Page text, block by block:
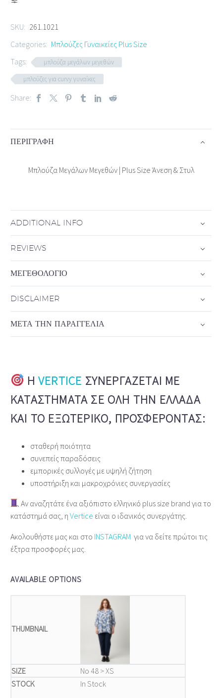
SKU: 261.1021
Categories: Μπλούζες Γυναικείες Plus Size
Tags:
μπλούζα μεγάλων μεγεθών
μπλούζες για curvy γυναίκες
Share:
ΠΕΡΙΓΡΑΦΉ
Μπλούζα Μεγάλων Μεγεθών | Plus Size Άνεση & Στυλ
ADDITIONAL INFO
REVIEWS
ΜΕΓΕΘΟΛΌΓΙΟ
DISCLAIMER
ΜΕΤΆ ΤΗΝ ΠΑΡΑΓΓΕΛΊΑ
Η VERTICE ΣΥΝΕΡΓΆΖΕΤΑΙ ΜΕ
ΚΑΤΑΣΤΉΜΑΤΑ ΣΕ ΌΛΗ ΤΗΝ ΕΛΛΆΔΑ
ΚΑΙ ΤΟ ΕΞΩΤΕΡΙΚΌ, ΠΡΟΣΦΈΡΟΝΤΑΣ:
σταθερή ποιότητα
συνεπείς παραδόσεις
εμπορικές συλλογές με υψηλή ζήτηση
υποστήριξη και μακροχρόνιες συνεργασίες
Αν αναζητάτε ένα αξιόπιστο ελληνικό plus size brand για το
κατάστημά σας, η Vertice είναι ο ιδανικός συνεργάτης.
Ακολουθήστε μας και στο INSTAGRAM για να δείτε πρώτοι τις
έξτρα προσφορές μας.
AVAILABLE OPTIONS
Νο 48 > XS
In Stock